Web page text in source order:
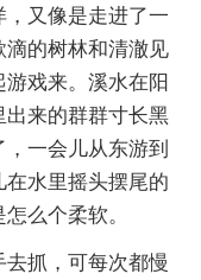
又像是走进了一
的树林和清澈见
戏来。溪水在阳
来的群群寸长黑
一会儿从东游到
水里摇头摆尾的
么个柔软。
抓，可每次都慢